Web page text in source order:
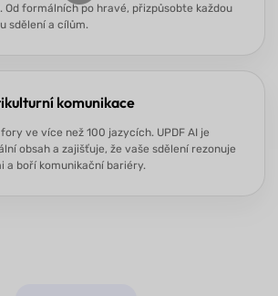
Od formálních po hravé, přizpůsobte každou
sdělení a cílům.
komunikace
ve více než 100 jazycích. UPDF AI je
obsah a zajišťuje, že vaše sdělení rezonuje
a boří komunikační bariéry.